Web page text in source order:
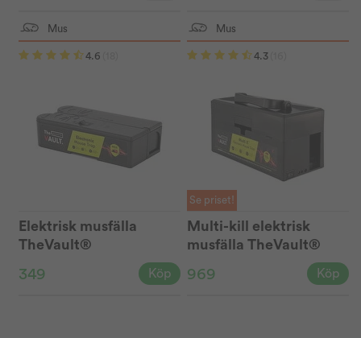
Mus
4.6
Elektrisk musfälla
TheVault®
349 Köp
Mus
4.3
Se priset!
Multi-kill elektrisk
musfälla TheVault®
969 Köp